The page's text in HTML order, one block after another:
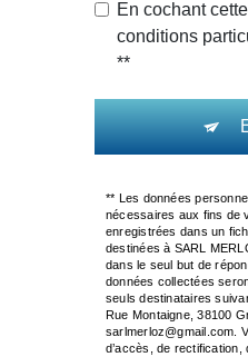
En cochant
conditions
**
** Les données
nécessaires aux fins de
enregistrées dans un
destinées à SARL
dans le seul but de
données collectées
seuls destinataires
Rue Montaigne, 38100
sarlmerloz@gmail.com.
d’accès, de rectification,